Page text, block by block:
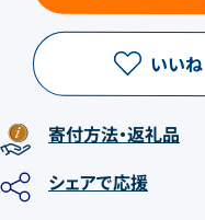
いいね
寄付方法・返礼品
シェアで応援